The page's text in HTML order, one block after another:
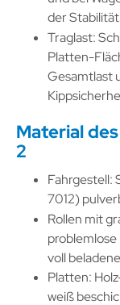
der
Traglast:
Platten-
Gesamtlast
Material
2
Fahrgestell:
7012)
Rollen mit
voll
Platten:
weiß